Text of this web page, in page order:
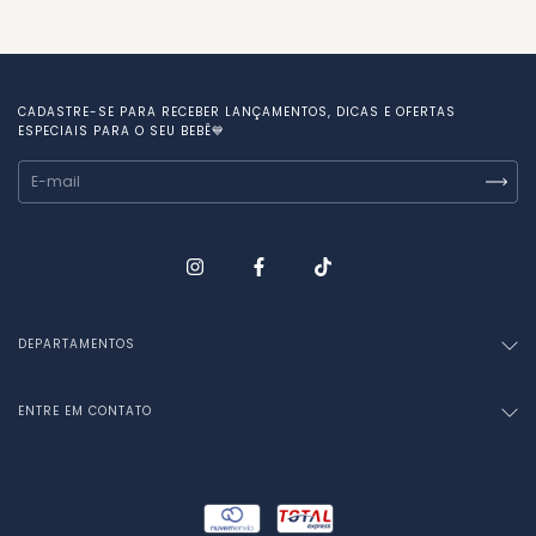
CADASTRE-SE PARA RECEBER LANÇAMENTOS, DICAS E OFERTAS
ESPECIAIS PARA O SEU BEBÊ💙
DEPARTAMENTOS
ENTRE EM CONTATO